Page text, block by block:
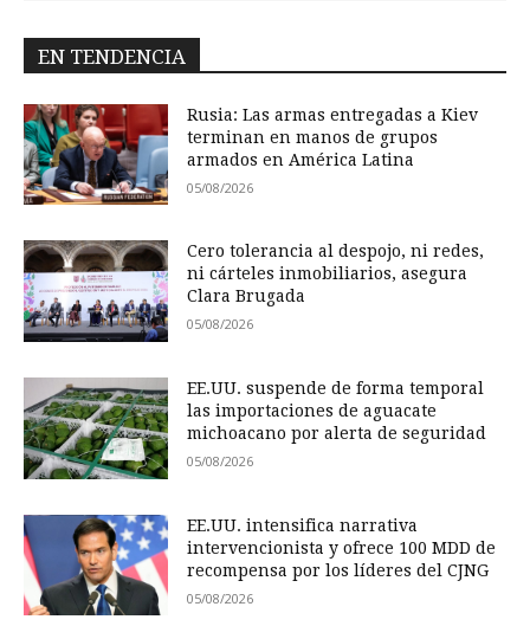
EN TENDENCIA
Rusia: Las armas entregadas a Kiev
terminan en manos de grupos
armados en América Latina
05/08/2026
Cero tolerancia al despojo, ni redes,
ni cárteles inmobiliarios, asegura
Clara Brugada
05/08/2026
EE.UU. suspende de forma temporal
las importaciones de aguacate
michoacano por alerta de seguridad
05/08/2026
EE.UU. intensifica narrativa
intervencionista y ofrece 100 MDD de
recompensa por los líderes del CJNG
05/08/2026